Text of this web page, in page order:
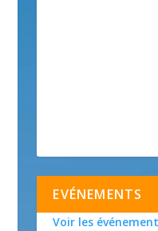
EVÉNEMENTS
Voir les